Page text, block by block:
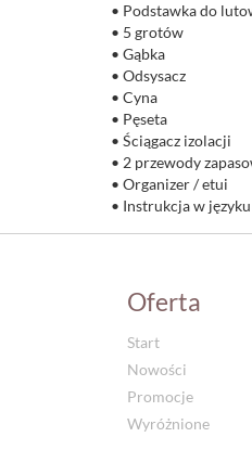
• Podstawka do
• 5 grotów
• Gąbka
• Odsysacz
• Cyna
• Pęseta
• Ściągacz izolacji
• 2 przewody
• Organizer / etui
• Instrukcja w
Oferta
Start
Nowości
Promocje
Wyróżnione